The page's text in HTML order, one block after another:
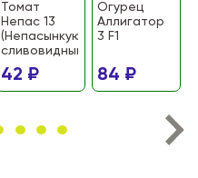
Томат
Непас 13
(Непасынкующийся
сливовидный)
42 ₽
Огурец
Аллигатор
3 F1
84 ₽